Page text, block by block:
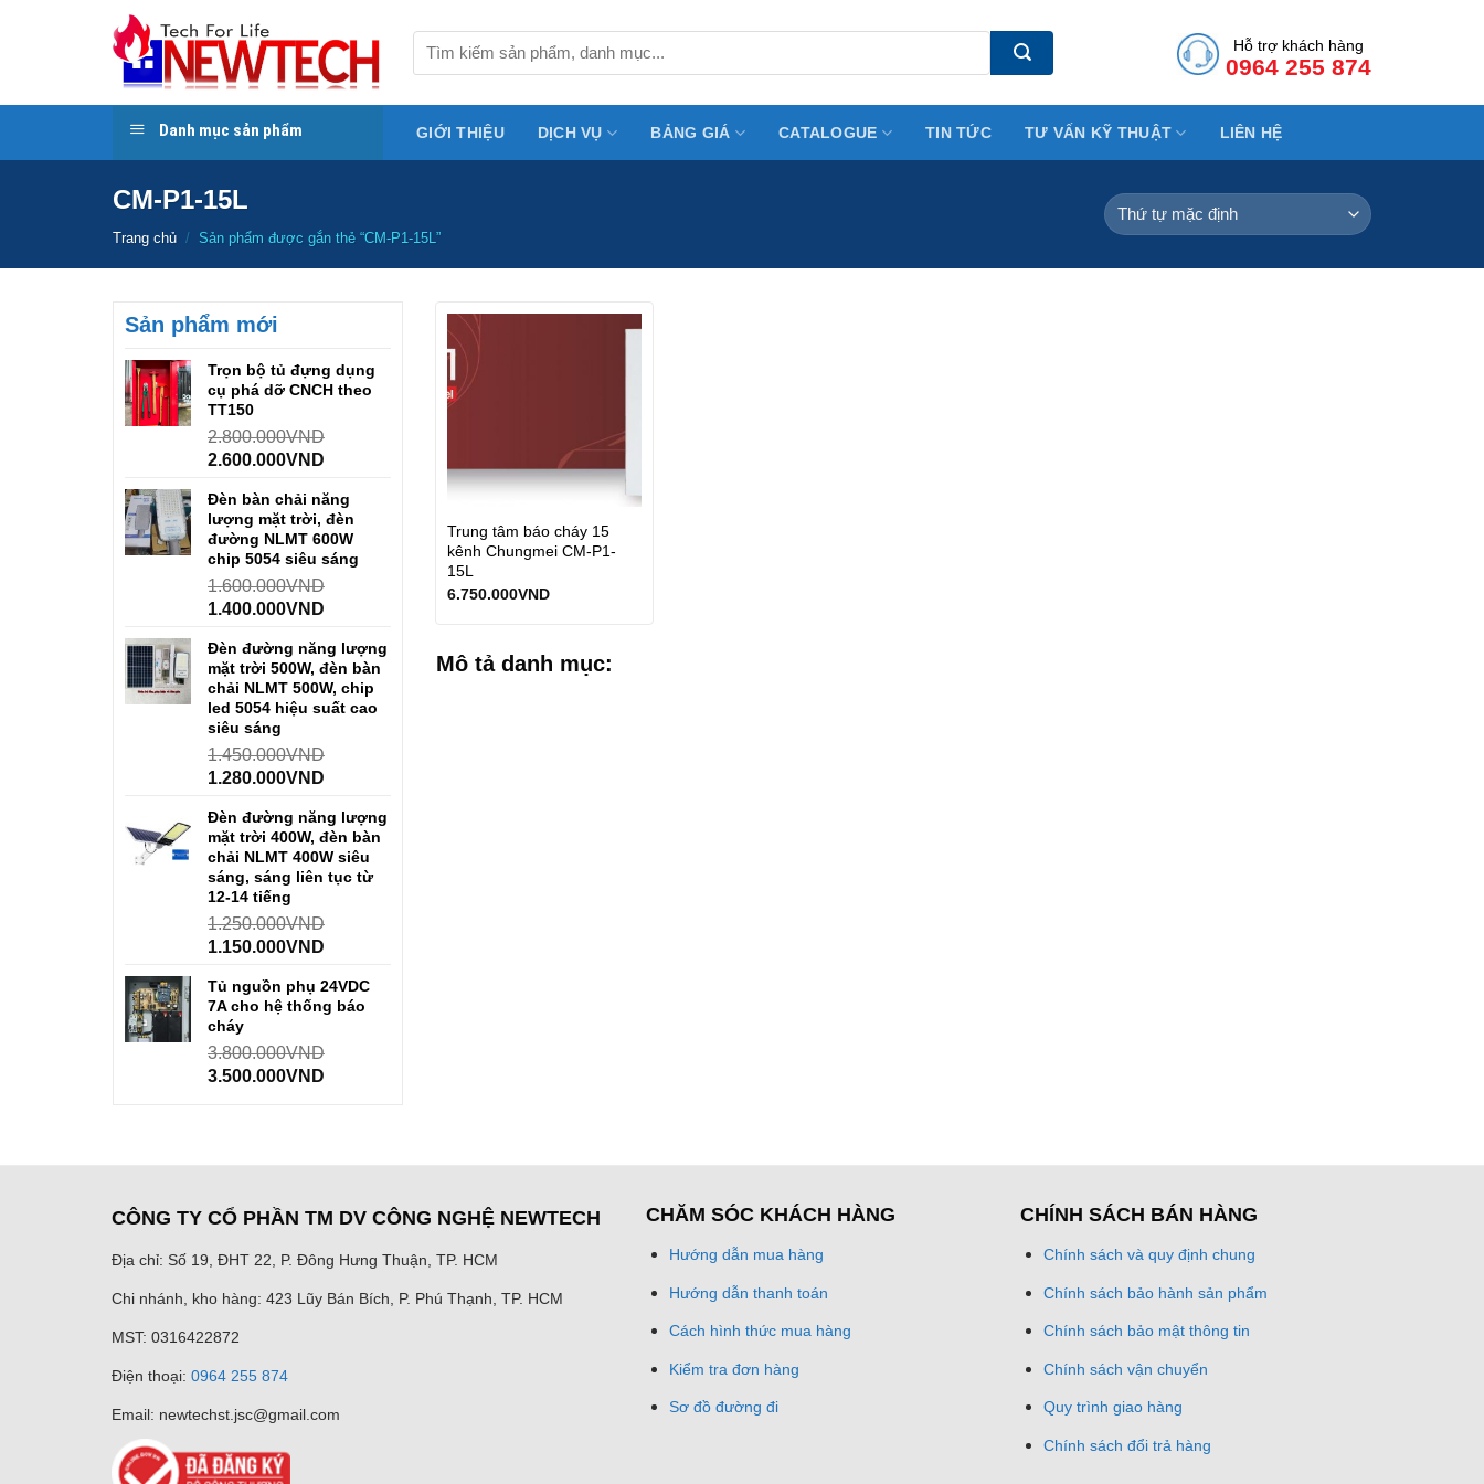
kiếm:
Hỗ trợ khách hàng
0964 255 874
Danh mục sản phẩm GIỚI THIỆU DỊCH VỤ BẢNG GIÁ CATALOGUE TIN TỨC TƯ VẤN KỸ THUẬT LIÊN HỆ
CM-P1-15L
Trang chủ / Sản phẩm được gắn thẻ “CM-P1-15L”
Sản phẩm mới
Trọn bộ tủ đựng dụng
cụ phá dỡ CNCH theo
TT150
2.800.000VND
2.600.000VND
Đèn bàn chải năng
lượng mặt trời, đèn
đường NLMT 600W
chip 5054 siêu sáng
1.600.000VND
1.400.000VND
Đèn đường năng lượng
mặt trời 500W, đèn bàn
chải NLMT 500W, chip
led 5054 hiệu suất cao
siêu sáng
1.450.000VND
1.280.000VND
Đèn đường năng lượng
mặt trời 400W, đèn bàn
chải NLMT 400W siêu
sáng, sáng liên tục từ
12-14 tiếng
1.250.000VND
1.150.000VND
Tủ nguồn phụ 24VDC
7A cho hệ thống báo
cháy
3.800.000VND
3.500.000VND
Trung tâm báo cháy 15
kênh Chungmei CM-P1-
15L
6.750.000VND
Mô tả danh mục:
CÔNG TY CỔ PHẦN TM DV CÔNG NGHỆ NEWTECH
Địa chỉ: Số 19, ĐHT 22, P. Đông Hưng Thuận, TP. HCM
Chi nhánh, kho hàng: 423 Lũy Bán Bích, P. Phú Thạnh, TP. HCM
MST: 0316422872
Điện thoại: 0964 255 874
Email: newtechst.jsc@gmail.com
CHĂM SÓC KHÁCH HÀNG
Hướng dẫn mua hàng
Hướng dẫn thanh toán
Cách hình thức mua hàng
Kiểm tra đơn hàng
Sơ đồ đường đi
CHÍNH SÁCH BÁN HÀNG
Chính sách và quy định chung
Chính sách bảo hành sản phẩm
Chính sách bảo mật thông tin
Chính sách vận chuyển
Quy trình giao hàng
Chính sách đổi trả hàng